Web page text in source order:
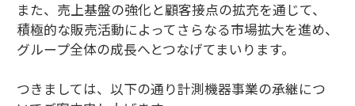
また、売上基盤の強化と顧客接点の拡充を通じて、
積極的な販売活動によってさらなる市場拡大を進め、
グループ全体の成長へとつなげてまいります。
つきましては、以下の通り計測機器事業の承継につ